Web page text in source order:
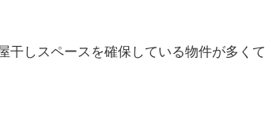
干しスペースを確保している物件が多くて